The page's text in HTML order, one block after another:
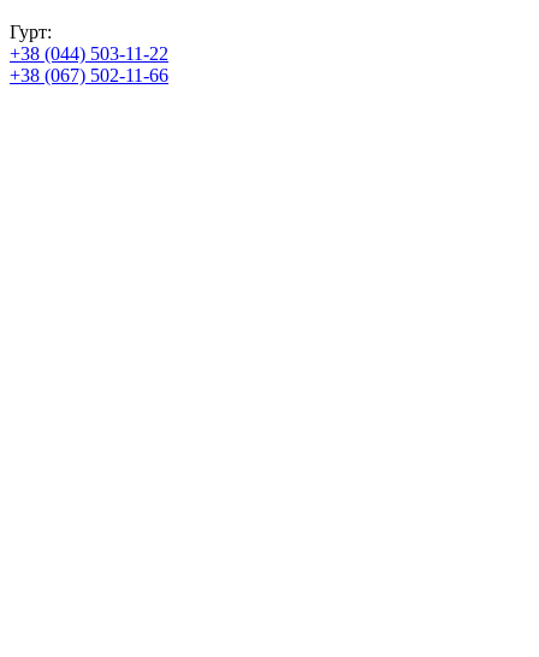
Гурт:
+38 (044) 503-11-22
+38 (067) 502-11-66